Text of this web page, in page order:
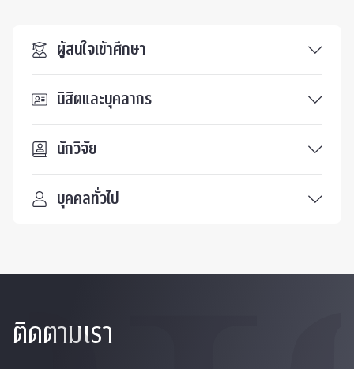
ผู้สนใจเข้าศึกษา
นิสิตและบุคลากร
นักวิจัย
บุคคลทั่วไป
ติดตามเรา